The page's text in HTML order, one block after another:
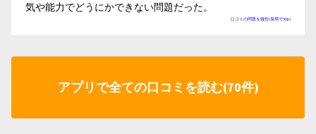
口コミの問題を報告(採用で50p)
気や能力でどうにかできない問題だった。
アプリで全ての口コミを読む(70件)